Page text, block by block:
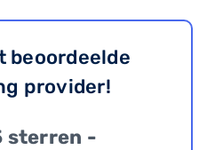
beoordeelde
provider!
sterren -